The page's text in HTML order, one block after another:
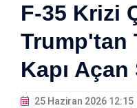
F-35 Krizi
Trump'tan
Kapı
25 Haziran 2026 12:15